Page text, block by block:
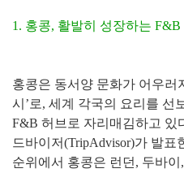
1. 홍콩, 활발히 성장하는 F&B
홍콩은 동서양 문화가 어우러
시’로, 세계 각국의 요리를 선
F&B 허브로 자리매김하고 있
드바이저(TripAdvisor)가 발표
순위에서 홍콩은 런던, 두바